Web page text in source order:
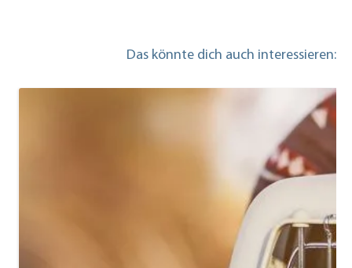
Das könnte dich auch interessieren: